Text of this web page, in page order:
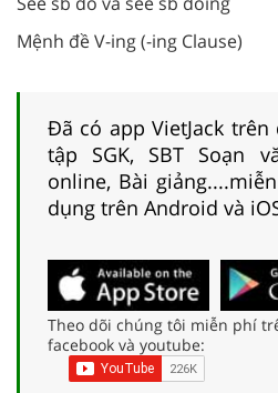
Mệnh đề V-ing (-ing Clause)
Đã có app VietJack
tập SGK, SBT Soạn
online, Bài
dụng trên Android và
Theo dõi chúng tôi miễn phí
facebook và youtube: